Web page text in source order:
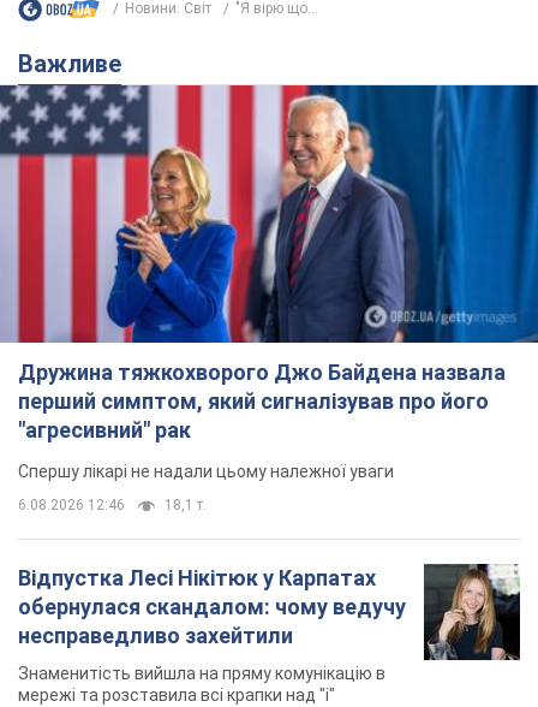
Новини. Світ "Я вірю що...
Важливе
Дружина тяжкохворого Джо Байдена назвала
перший симптом, який сигналізував про його
"агресивний" рак
Спершу лікарі не надали цьому належної уваги
6.08.2026 12:46 18,1 т.
Відпустка Лесі Нікітюк у Карпатах
обернулася скандалом: чому ведучу
несправедливо захейтили
Знаменитість вийшла на пряму комунікацію в
мережі та розставила всі крапки над "і"